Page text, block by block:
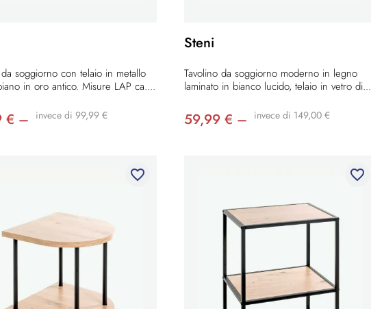
soggiorno con telaio in metallo
in oro antico. Misure LAP ca....
€ – invece di 99,99 €
Steni
Tavolino da soggiorno moderno in legno
laminato in bianco lucido, telaio in vetro di...
59,99 € – invece di 149,00 €
favorite_border favorite_border